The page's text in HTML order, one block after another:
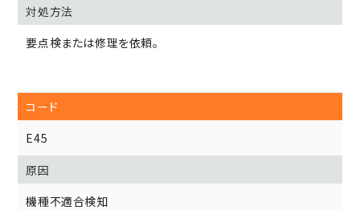
要点検または修理を依頼。
E45
機種不適合検知